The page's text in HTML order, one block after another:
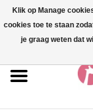
NIEUW in ons
Klik op Manage
cookies toe te staan
je graag weten dat